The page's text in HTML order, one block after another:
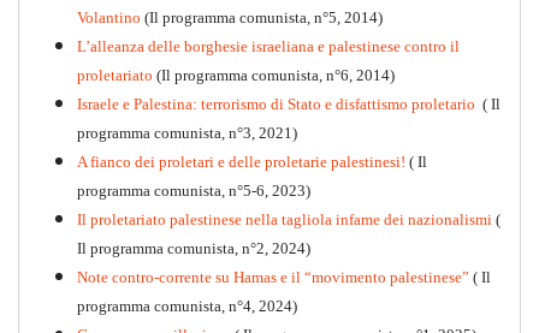
Volantino (Il programma comunista, n°5, 2014)
L’alleanza delle borghesie israeliana e palestinese contro il
proletariato (Il programma comunista, n°6, 2014)
Israele e Palestina: terrorismo di Stato e disfattismo proletario ( Il
programma comunista, n°3, 2021)
A fianco dei proletari e delle proletarie palestinesi! ( Il
programma comunista, n°5-6, 2023)
Il proletariato palestinese nella tagliola infame dei nazionalismi (
Il programma comunista, n°2, 2024)
Note contro-corrente su Hamas e il “movimento palestinese” ( Il
programma comunista, n°4, 2024)